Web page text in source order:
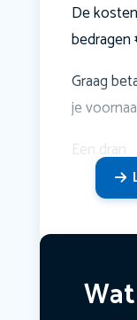
De
bedragen
Graag
je
Een dran